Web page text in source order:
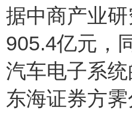
据中商产业
905.4亿元，
汽车电子系
东海证券方